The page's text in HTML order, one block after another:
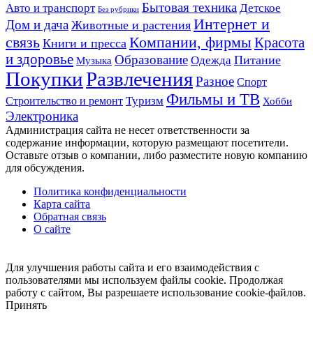
Авто и транспорт Без рубрики Бытовая техника Детское
Дом и дача Животные и растения Интернет и
связь Книги и пресса Компании, фирмыКрасота
и здоровье Музыка Образование Одежда Питание
ПокупкиРазвлеченияРазное Спорт
Строительство и ремонт Туризм Фильмы и ТВ Хобби
Электроника
Администрация сайта не несет ответственности за
содержание информации, которую размещают посетители.
Оставьте отзыв о компании, либо разместите новую компанию
для обсуждения.
Политика конфиденциальности
Карта сайта
Обратная связь
О сайте
«Наверх»
Для улучшения работы сайта и его взаимодействия с
пользователями мы используем файлы cookie. Продолжая
работу с сайтом, Вы разрешаете использование cookie-файлов.
Принять